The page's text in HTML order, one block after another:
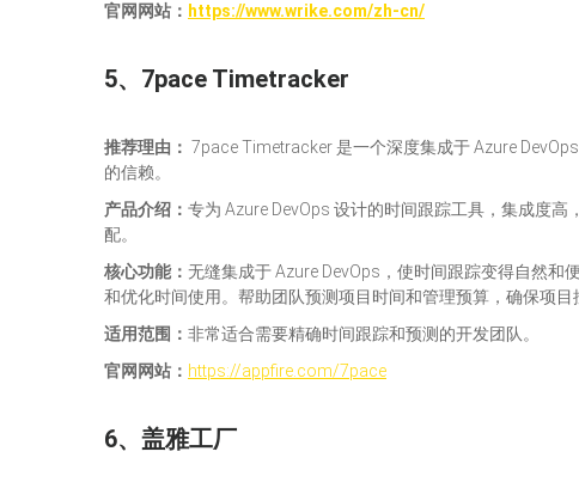
官网网站 ： https://www.wrike.com/zh-cn/
5、7pace Timetracker
推荐理由： 7pace Timetracker 是一个深度集成于 Azure
的信赖。
产品介绍： 专为 Azure DevOps 设计的时间跟踪工具，集成度
配。
核心功能： 无缝集成于 Azure DevOps，使时间跟踪变得自然
和优化时间使用。帮助团队预测项目时间和管理预算，确保项目
适用范围： 非常适合需要精确时间跟踪和预测的开发团队。
官网网站 ： https://appfire.com/7pace
6、盖雅工厂